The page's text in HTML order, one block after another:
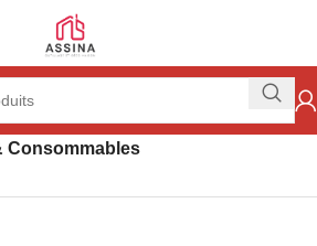
à main
Consommables